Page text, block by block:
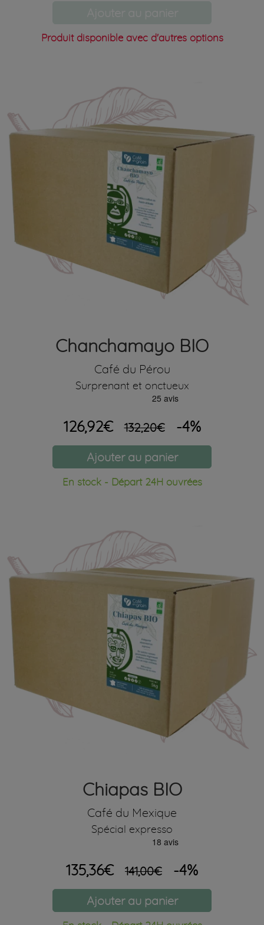
Produit disponible avec d'autres options
Chanchamayo BIO
Café du Pérou
Surprenant et onctueux
126,92€ 132,20€ -4%
Ajouter au panier
En stock - Départ 24H ouvrées
Chiapas BIO
Café du Mexique
Spécial expresso
135,36€ 141,00€ -4%
Ajouter au panier